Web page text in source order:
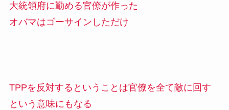
大統領府に勤める官僚が作った
オバマはゴーサインしただけ
TPPを反対するということは官僚を全て敵に回す
という意味にもなる